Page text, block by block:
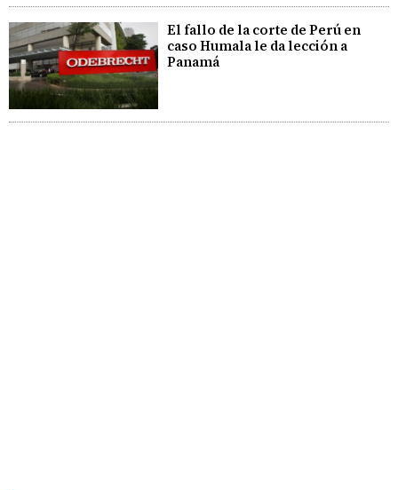
El fallo de la corte de Perú en
caso Humala le da lección a
Panamá